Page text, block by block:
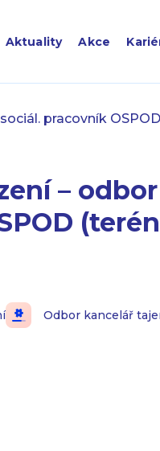
Aktuality Akce
pracovník
–
Odbor kancelář